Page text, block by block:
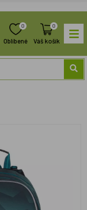
0
Oblíbené
0
Váš košík